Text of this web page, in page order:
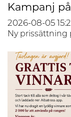
Kampanj
2026-08-05
Ny prissättning